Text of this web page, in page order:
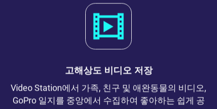
고해상도 비디오 저장
Video Station에서 가족, 친구 및 애완동물의 비디오,
GoPro 일지를 중앙에서 수집하여 좋아하는 쉽게 공